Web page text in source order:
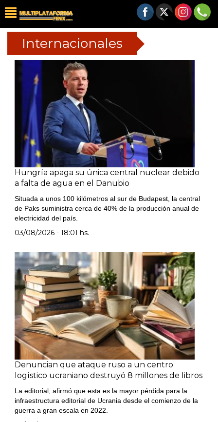
Internacionales
Hungría apaga su única central nuclear debido
a falta de agua en el Danubio
Situada a unos 100 kilómetros al sur de Budapest, la central
de Paks suministra cerca de 40% de la producción anual de
electricidad del país.
03/08/2026 - 18:01 hs.
Denuncian que ataque ruso a un centro
logístico ucraniano destruyó 8 millones de libros
La editorial, afirmó que esta es la mayor pérdida para la
infraestructura editorial de Ucrania desde el comienzo de la
guerra a gran escala en 2022.